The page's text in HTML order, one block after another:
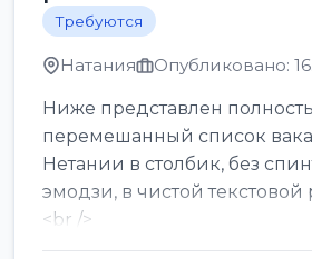
Требуются
Натания Опубликовано:
Ниже представлен
перемешанный список
Нетании в столбик, без
эмодзи, в чистой текстовой
<br />
Работа в Нетании на